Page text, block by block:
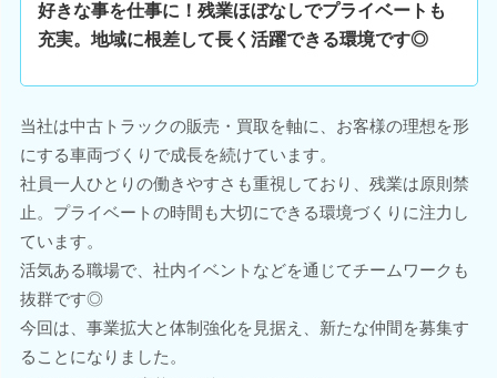
好きな事を仕事に！残業ほぼなしでプライベートも
充実。地域に根差して長く活躍できる環境です◎
当社は中古トラックの販売・買取を軸に、お客様の理想を形
にする車両づくりで成長を続けています。
社員一人ひとりの働きやすさも重視しており、残業は原則禁
止。プライベートの時間も大切にできる環境づくりに注力し
ています。
活気ある職場で、社内イベントなどを通じてチームワークも
抜群です◎
今回は、事業拡大と体制強化を見据え、新たな仲間を募集す
ることになりました。